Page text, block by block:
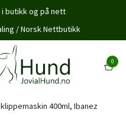
i butikk og på nett
/ Norsk Nettbutikk
0
400ml, Ibanez